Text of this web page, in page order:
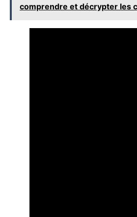
comprendre et décrypter les